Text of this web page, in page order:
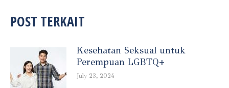
POST TERKAIT
Kesehatan Seksual untuk
Perempuan LGBTQ+
July 23, 2024